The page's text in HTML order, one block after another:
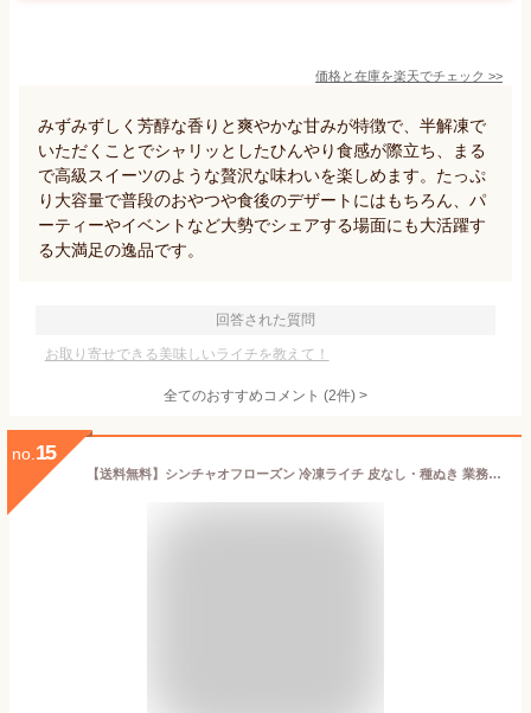
価格と在庫を楽天でチェック >>
みずみずしく芳醇な香りと爽やかな甘みが特徴で、半解凍で
いただくことでシャリッとしたひんやり食感が際立ち、まる
で高級スイーツのような贅沢な味わいを楽しめます。たっぷ
り大容量で普段のおやつや食後のデザートにはもちろん、パ
ーティーやイベントなど大勢でシェアする場面にも大活躍す
る大満足の逸品です。
回答された質問
お取り寄せできる美味しいライチを教えて！
全てのおすすめコメント (2件) >
no. 15
【送料無料】シンチャオフローズン 冷凍ライチ 皮なし・種ぬき 業務向け500g ／（冷凍品同梱不可、代引不可） 夏 ひんやり IQF 種抜き 皮剥き 冷凍 デザート フルーツ 冷凍フルーツ スイーツ ライチ トロピカル